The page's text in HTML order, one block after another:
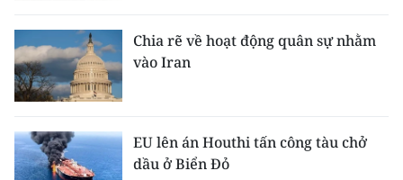
Chia rẽ về hoạt động quân sự nhằm
vào Iran
EU lên án Houthi tấn công tàu chở
dầu ở Biển Đỏ